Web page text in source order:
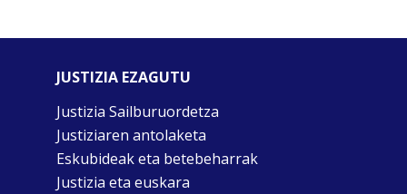
JUSTIZIA EZAGUTU
Justizia Sailburuordetza
Justiziaren antolaketa
Eskubideak eta betebeharrak
Justizia eta euskara